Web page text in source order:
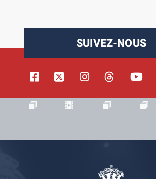
SUIVEZ-NOUS